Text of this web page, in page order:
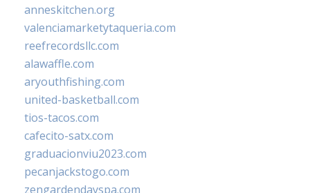
anneskitchen.org
valenciamarketytaqueria.com
reefrecordsllc.com
alawaffle.com
aryouthfishing.com
united-basketball.com
tios-tacos.com
cafecito-satx.com
graduacionviu2023.com
pecanjackstogo.com
zengardendayspa.com